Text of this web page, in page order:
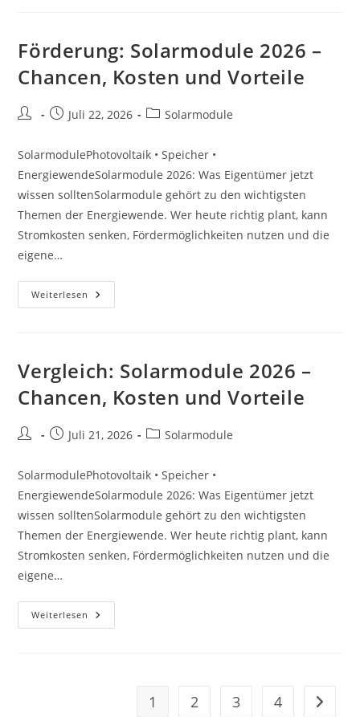
Vorteile
Förderung: Solarmodule 2026 –
Chancen, Kosten und Vorteile
Beitrags-BeitragJuli 22, 2026
Beitrags-
Solarmodule
SolarmodulePhotovoltaik • Speicher •
EnergiewendeSolarmodule 2026: Was Eigentümer jetzt
wissen solltenSolarmodule gehört zu den wichtigsten
Themen der Energiewende. Wer heute richtig plant, kann
Stromkosten senken, Fördermöglichkeiten nutzen und die
eigene…
Weiterlesen Förderung:
Solarmodule
Und
Vorteile
Vergleich: Solarmodule 2026 –
Chancen, Kosten und Vorteile
Beitrags-BeitragJuli 21, 2026
Beitrags-
Solarmodule
SolarmodulePhotovoltaik • Speicher •
EnergiewendeSolarmodule 2026: Was Eigentümer jetzt
wissen solltenSolarmodule gehört zu den wichtigsten
Themen der Energiewende. Wer heute richtig plant, kann
Stromkosten senken, Fördermöglichkeiten nutzen und die
eigene…
Weiterlesen Vergleich:
Solarmodule
1 2 3 4 Zur